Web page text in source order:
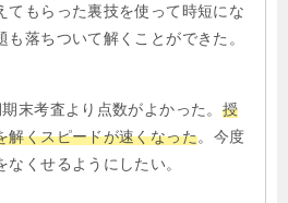
てもらった裏技を使って時短にな
も落ちついて解くことができた。
末考査より点数がよかった。 授
解くスピードが速くなった。今度
なくせるようにしたい。